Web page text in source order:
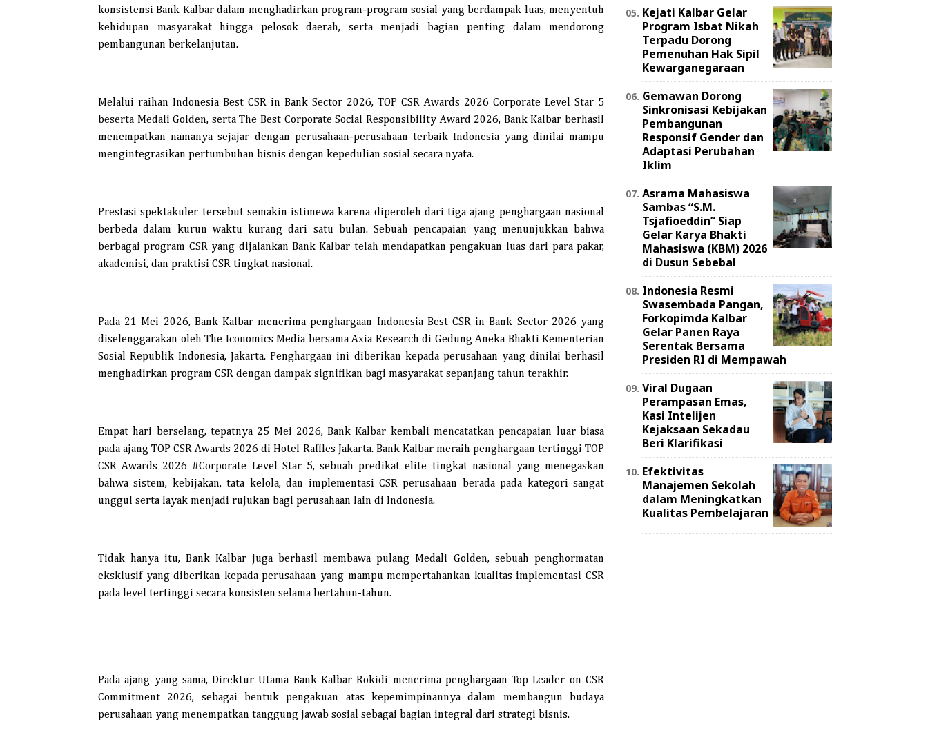
konsistensi Bank Kalbar dalam menghadirkan program-program sosial yang berdampak luas, menyentuh
kehidupan masyarakat hingga pelosok daerah, serta menjadi bagian penting dalam mendorong
pembangunan berkelanjutan.
Melalui raihan Indonesia Best CSR in Bank Sector 2026, TOP CSR Awards 2026 Corporate Level Star 5
beserta Medali Golden, serta The Best Corporate Social Responsibility Award 2026, Bank Kalbar berhasil
menempatkan namanya sejajar dengan perusahaan-perusahaan terbaik Indonesia yang dinilai mampu
mengintegrasikan pertumbuhan bisnis dengan kepedulian sosial secara nyata.
Prestasi spektakuler tersebut semakin istimewa karena diperoleh dari tiga ajang penghargaan nasional
berbeda dalam kurun waktu kurang dari satu bulan. Sebuah pencapaian yang menunjukkan bahwa
berbagai program CSR yang dijalankan Bank Kalbar telah mendapatkan pengakuan luas dari para pakar,
akademisi, dan praktisi CSR tingkat nasional.
Pada 21 Mei 2026, Bank Kalbar menerima penghargaan Indonesia Best CSR in Bank Sector 2026 yang
diselenggarakan oleh The Iconomics Media bersama Axia Research di Gedung Aneka Bhakti Kementerian
Sosial Republik Indonesia, Jakarta. Penghargaan ini diberikan kepada perusahaan yang dinilai berhasil
menghadirkan program CSR dengan dampak signifikan bagi masyarakat sepanjang tahun terakhir.
Empat hari berselang, tepatnya 25 Mei 2026, Bank Kalbar kembali mencatatkan pencapaian luar biasa
pada ajang TOP CSR Awards 2026 di Hotel Raffles Jakarta. Bank Kalbar meraih penghargaan tertinggi TOP
CSR Awards 2026 #Corporate Level Star 5, sebuah predikat elite tingkat nasional yang menegaskan
bahwa sistem, kebijakan, tata kelola, dan implementasi CSR perusahaan berada pada kategori sangat
unggul serta layak menjadi rujukan bagi perusahaan lain di Indonesia.
Tidak hanya itu, Bank Kalbar juga berhasil membawa pulang Medali Golden, sebuah penghormatan
eksklusif yang diberikan kepada perusahaan yang mampu mempertahankan kualitas implementasi CSR
pada level tertinggi secara konsisten selama bertahun-tahun.
Pada ajang yang sama, Direktur Utama Bank Kalbar Rokidi menerima penghargaan Top Leader on CSR
Commitment 2026, sebagai bentuk pengakuan atas kepemimpinannya dalam membangun budaya
perusahaan yang menempatkan tanggung jawab sosial sebagai bagian integral dari strategi bisnis.
Kejati Kalbar Gelar
Program Isbat Nikah
Terpadu Dorong
Pemenuhan Hak Sipil
Kewarganegaraan
Gemawan Dorong
Sinkronisasi Kebijakan
Pembangunan
Responsif Gender dan
Adaptasi Perubahan
Iklim
Asrama Mahasiswa
Sambas “S.M.
Tsjafioeddin” Siap
Gelar Karya Bhakti
Mahasiswa (KBM) 2026
di Dusun Sebebal
Indonesia Resmi
Swasembada Pangan,
Forkopimda Kalbar
Gelar Panen Raya
Serentak Bersama
Presiden RI di Mempawah
Viral Dugaan
Perampasan Emas,
Kasi Intelijen
Kejaksaan Sekadau
Beri Klarifikasi
Efektivitas
Manajemen Sekolah
dalam Meningkatkan
Kualitas Pembelajaran